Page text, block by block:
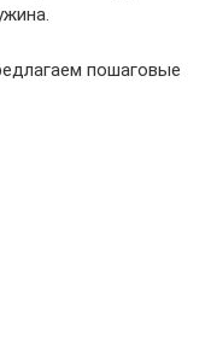
пошаговые